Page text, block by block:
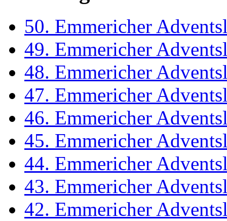
50. Emmericher
49. Emmericher
48. Emmericher
47. Emmericher
46. Emmericher
45. Emmericher
44. Emmericher
43. Emmericher
42. Emmericher